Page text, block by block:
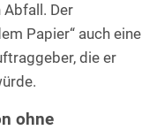
Der
Papier“ auch eine
die er
ohne